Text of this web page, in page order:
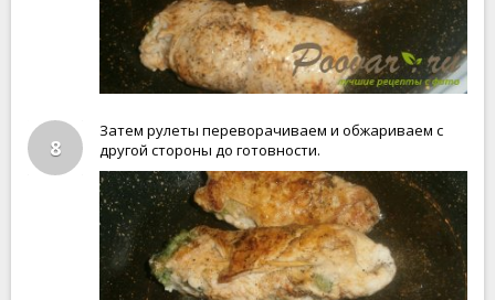
8
Затем рулеты переворачиваем и обжариваем с
другой стороны до готовности.